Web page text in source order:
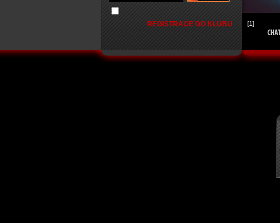
REGISTRACE DO KLUBU [1]